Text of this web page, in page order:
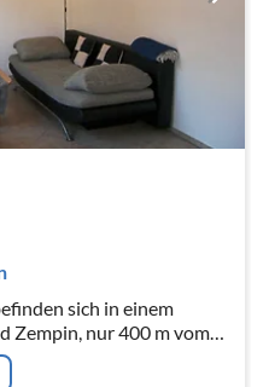
sich in einem
Zempin, nur 400 m vom